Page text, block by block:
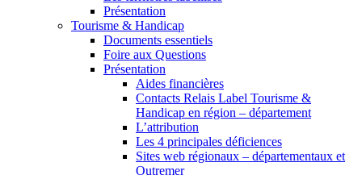
Présentation
Tourisme & Handicap
Documents essentiels
Foire aux Questions
Présentation
Aides financières
Contacts Relais Label Tourisme &
Handicap en région – département
L’attribution
Les 4 principales déficiences
Sites web régionaux – départementaux et
Outremer